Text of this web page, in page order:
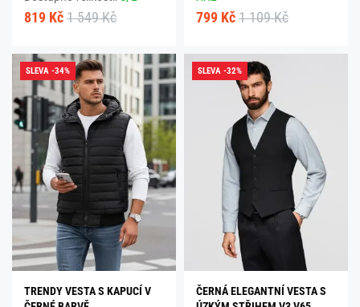
819 Kč 1 549 Kč 799 Kč 1 109 Kč
SLEVA -34%
TRENDY VESTA S KAPUCÍ V
SLEVA -32%
ČERNÁ ELEGANTNÍ VESTA S